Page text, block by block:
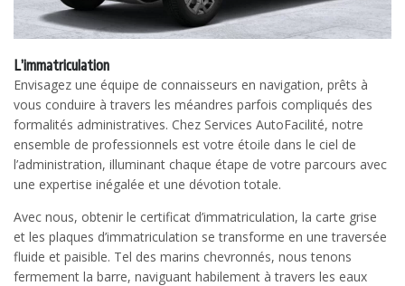
L’immatriculation
Envisagez une équipe de connaisseurs en navigation, prêts à
vous conduire à travers les méandres parfois compliqués des
formalités administratives. Chez Services AutoFacilité, notre
ensemble de professionnels est votre étoile dans le ciel de
l’administration, illuminant chaque étape de votre parcours avec
une expertise inégalée et une dévotion totale.
Avec nous, obtenir le certificat d’immatriculation, la carte grise
et les plaques d’immatriculation se transforme en une traversée
fluide et paisible. Tel des marins chevronnés, nous tenons
fermement la barre, naviguant habilement à travers les eaux